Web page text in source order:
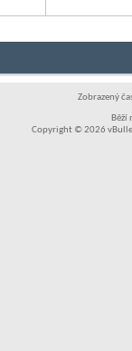
Zobrazený
Běží
Copyright © 2026